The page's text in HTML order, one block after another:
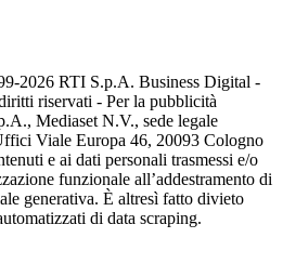
2026 RTI S.p.A. Business Digital -
riservati - Per la pubblicità
Mediaset N.V., sede legale
Viale Europa 46, 20093 Cologno
e ai dati personali trasmessi e/o
funzionale all’addestramento di
generativa. È altresì fatto divieto
di data scraping.